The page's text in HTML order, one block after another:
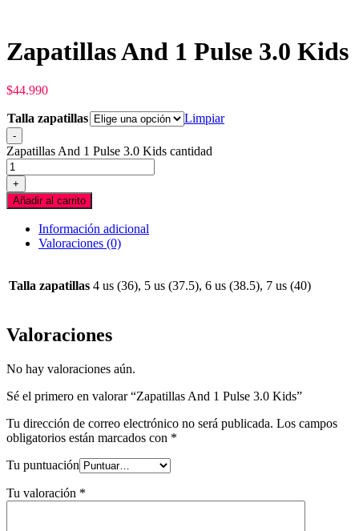
Zapatillas And 1 Pulse 3.0 Kids
$44.990
Talla zapatillas Limpiar
-
Zapatillas And 1 Pulse 3.0 Kids cantidad
+
Añadir al carrito
Información adicional
Valoraciones (0)
Talla zapatillas 4 us (36), 5 us (37.5), 6 us (38.5), 7 us (40)
Valoraciones
No hay valoraciones aún.
Sé el primero en valorar “Zapatillas And 1 Pulse 3.0 Kids”
Tu dirección de correo electrónico no será publicada. Los campos
obligatorios están marcados con *
Tu puntuación
Tu valoración *